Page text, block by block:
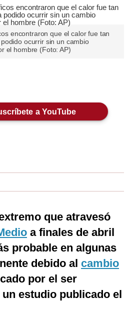
encontraron que el calor fue tan
ocurrir sin un cambio
el hombre (Foto: AP)
a YouTube
que atravesó
a finales de abril
probable en algunas
debido al cambio
por el ser
estudio publicado el